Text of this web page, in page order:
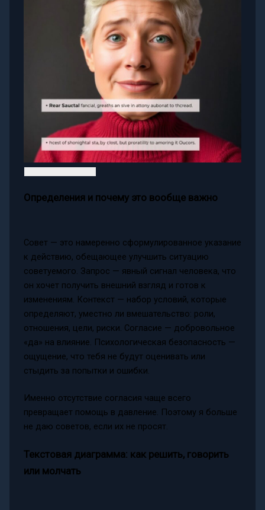
Определения и почему это вообще важно
Совет — это намеренно сформулированное указание
к действию, обещающее улучшить ситуацию
советуемого. Запрос — явный сигнал человека, что
он хочет получить внешний взгляд и готов к
изменениям. Контекст — набор условий, которые
определяют, уместно ли вмешательство: роли,
отношения, цели, риски. Согласие — добровольное
«да» на влияние. Психологическая безопасность —
ощущение, что тебя не будут оценивать или
стыдить за попытки и ошибки.
Именно отсутствие согласия чаще всего
превращает помощь в давление. Поэтому я больше
не даю советов, если их не просят.
Текстовая диаграмма: как решить, говорить
или молчать